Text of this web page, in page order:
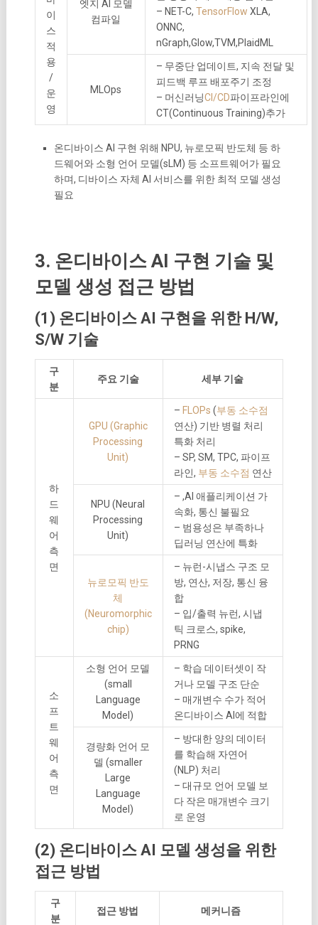
이
스
적
용
/
운
영
엣지 AI 모델
컴파일
– NET-C, TensorFlow XLA,
ONNC,
nGraph,Glow,TVM,PlaidML
MLOps
– 무중단 업데이트, 지속 전달 및
피드백 루프 배포주기 조정
– 머신러닝CI/CD파이프라인에
CT(Continuous Training)추가
온디바이스 AI 구현 위해 NPU, 뉴로모픽 반도체 등 하
드웨어와 소형 언어 모델(sLM) 등 소프트웨어가 필요
하며, 디바이스 자체 AI 서비스를 위한 최적 모델 생성
필요
3. 온디바이스 AI 구현 기술 및
모델 생성 접근 방법
(1) 온디바이스 AI 구현을 위한 H/W,
S/W 기술
구
분
주요 기술 세부 기술
하
드
웨
어
측
면
GPU (Graphic
Processing
Unit)
– FLOPs (부동 소수점
연산) 기반 병렬 처리
특화 처리
– SP, SM, TPC, 파이프
라인, 부동 소수점 연산
NPU (Neural
Processing
Unit)
– ,AI 애플리케이션 가
속화, 통신 불필요
– 범용성은 부족하나
딥러닝 연산에 특화
뉴로모픽 반도
체
(Neuromorphic
chip)
– 뉴런-시냅스 구조 모
방, 연산, 저장, 통신 융
합
– 입/출력 뉴런, 시냅
틱 크로스, spike,
PRNG
소
프
트
웨
어
측
면
소형 언어 모델
(small
Language
Model)
– 학습 데이터셋이 작
거나 모델 구조 단순
– 매개변수 수가 적어
온디바이스 AI에 적합
경량화 언어 모
델 (smaller
Large
Language
Model)
– 방대한 양의 데이터
를 학습해 자연어
(NLP) 처리
– 대규모 언어 모델 보
다 작은 매개변수 크기
로 운영
(2) 온디바이스 AI 모델 생성을 위한
접근 방법
구
분
접근 방법 메커니즘